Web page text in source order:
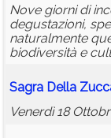
Nove giorni di
degustazioni,
naturalmente
biodiversità e
Sagra Della
Venerdì 18